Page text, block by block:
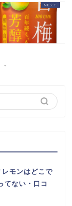
モンはどこで
てない・口コ